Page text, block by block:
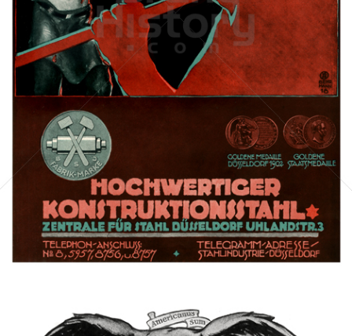
BERGISCHE STAHLINDUSTRIE GMBH GUSSSTAHLFABRIK
REMSCHEID
Deutsche Edelstahlwerke GmbH
1918
Bild-ID: 42796